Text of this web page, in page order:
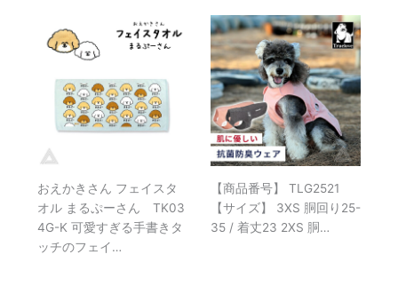
おえかきさん フェイスタ
オル まるぷーさん TK03
4G-K 可愛すぎる手書きタ
ッチのフェイ…
【商品番号】 TLG2521
【サイズ】 3XS 胴回り25-
35 / 着丈23 2XS 胴…